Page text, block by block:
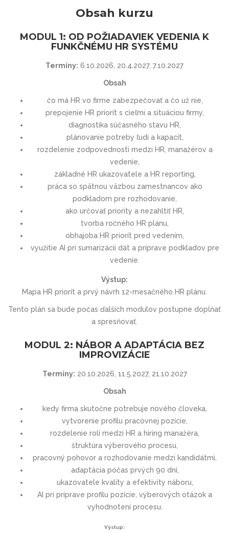
Obsah kurzu
MODUL 1: OD POŽIADAVIEK VEDENIA K
FUNKČNÉMU HR SYSTÉMU
Termíny: 6.10.2026, 20.4.2027, 7.10.2027
Obsah
čo má HR vo firme zabezpečovať a čo už nie,
prepojenie HR priorít s cieľmi a situáciou firmy,
diagnostika súčasného stavu HR,
plánovanie potreby ľudí a kapacít,
rozdelenie zodpovednosti medzi HR, manažérov a
vedenie,
základné HR ukazovatele a HR reporting,
práca so spätnou väzbou zamestnancov ako
podkladom pre rozhodovanie,
ako určovať priority a nezahltiť HR,
tvorba ročného HR plánu,
obhajoba HR priorít pred vedením,
využitie AI pri sumarizácii dát a príprave podkladov pre
vedenie.
Výstup:
Mapa HR priorít a prvý návrh 12-mesačného HR plánu.
Tento plán sa bude počas ďalších modulov postupne dopĺňať
a spresňovať.
MODUL 2: NÁBOR A ADAPTÁCIA BEZ
IMPROVIZÁCIE
Termíny: 20.10.2026, 11.5.2027, 21.10.2027
Obsah
kedy firma skutočne potrebuje nového človeka,
vytvorenie profilu pracovnej pozície,
rozdelenie rolí medzi HR a hiring manažéra,
štruktúra výberového procesu,
pracovný pohovor a rozhodovanie medzi kandidátmi,
adaptácia počas prvých 90 dní,
ukazovatele kvality a efektivity náboru,
AI pri príprave profilu pozície, výberových otázok a
vyhodnotení procesu.
Výstup: